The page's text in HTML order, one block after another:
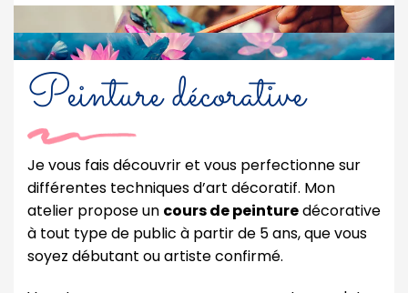
Peinture décorative
Je vous fais découvrir et vous perfectionne sur
différentes techniques d’art décoratif. Mon
atelier propose un cours de peinturedécorative
à tout type de public à partir de 5 ans, que vous
soyez débutant ou artiste confirmé.